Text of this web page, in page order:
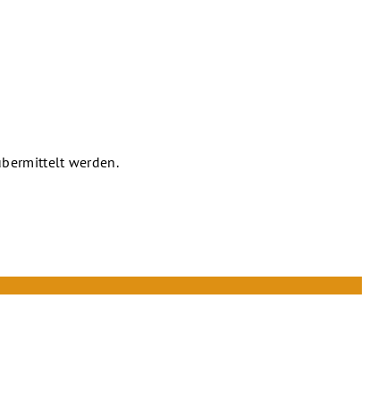
werden.